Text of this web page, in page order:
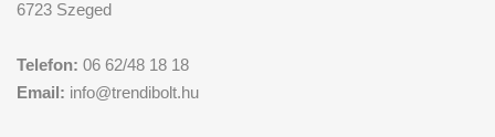
6723 Szeged
Telefon: 06 62/48 18 18
Email: info@trendibolt.hu